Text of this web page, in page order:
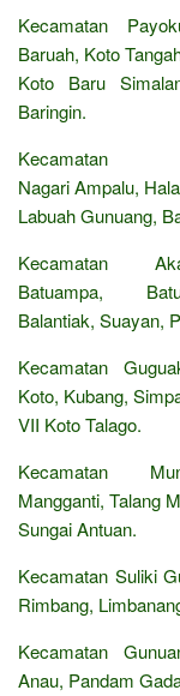
Kecamatan
Baruah, Koto
Koto Baru
Baringin.
Nagari Ampalu,
Labuah Gunuang,
Kecamatan
Batuampa,
Balantiak, Suayan,
Kecamatan
Koto, Kubang,
VII Koto Talago.
Kecamatan
Mangganti, Talang
Sungai Antuan.
Kecamatan Suliki
Rimbang,
Kecamatan
Anau, Pandam